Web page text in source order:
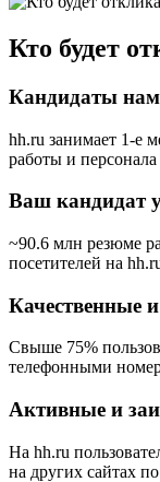
Кто будет
Кандидаты
hh.ru занимает 1-е
работы и персонала
Ваш кандидат
~90.6 млн резюме
посетителей на
Качественные
Свыше 75%
телефонными
Активные и
На hh.ru
на других сайтах